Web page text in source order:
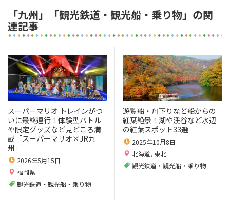
「九州」「観光鉄道・観光船・乗り物」の関
連記事
スーパーマリオ トレインがつ
いに最終運行！体験型バトル
や限定グッズなど見どころ満
載「スーパーマリオ×JR九
州」
2026年5月15日
福岡県
観光鉄道・観光船・乗り物
遊覧船・舟下りなど船からの
紅葉絶景！湖や渓谷など水辺
の紅葉スポット33選
2025年10月8日
北海道, 東北
観光鉄道・観光船・乗り物